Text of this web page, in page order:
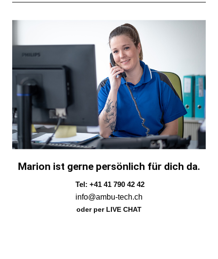
Marion ist gerne persönlich für dich da.
Tel: +41 41 790 42 42
info@ambu-tech.ch
oder per LIVE CHAT